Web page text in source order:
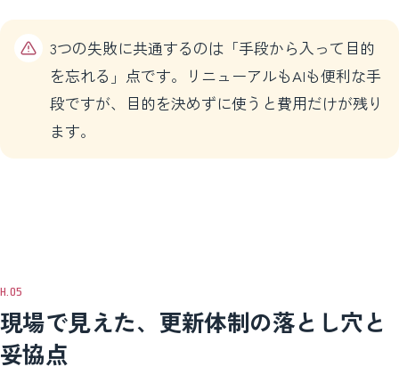
3つの失敗に共通するのは「手段から入って目的
を忘れる」点です。リニューアルもAIも便利な手
段ですが、目的を決めずに使うと費用だけが残り
ます。
現場で見えた、更新体制の落とし穴と
妥協点